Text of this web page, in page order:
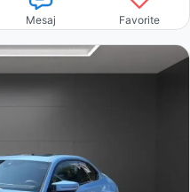
Mesaj Favorite